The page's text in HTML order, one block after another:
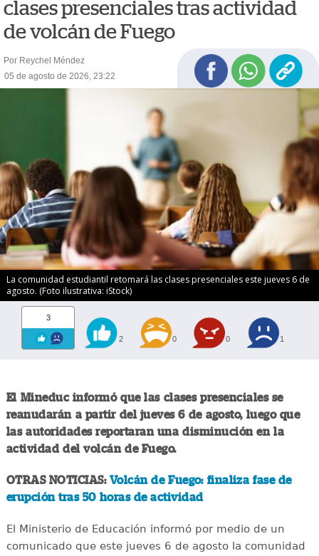
clases presenciales tras actividad
de volcán de Fuego
Por Reychel Méndez
05 de agosto de 2026, 23:22
La comunidad estudiantil retomará las clases presenciales este jueves 6 de
agosto. (Foto ilustrativa: iStock)
3
2 0 0 1
El Mineduc informó que las clases presenciales se
reanudarán a partir del jueves 6 de agosto, luego que
las autoridades reportaran una disminución en la
actividad del volcán de Fuego.
OTRAS NOTICIAS: Volcán de Fuego: finaliza fase de
erupción tras 50 horas de actividad
El Ministerio de Educación informó por medio de un
comunicado que este jueves 6 de agosto la comunidad